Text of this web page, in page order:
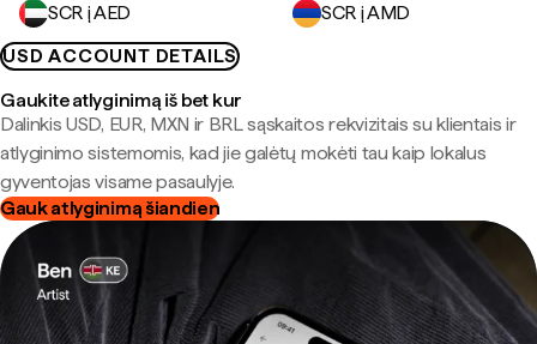
SCR į AED
SCR į AMD
USD ACCOUNT DETAILS
Gaukite atlyginimą iš bet kur
Dalinkis USD, EUR, MXN ir BRL sąskaitos rekvizitais su klientais ir
atlyginimo sistemomis, kad jie galėtų mokėti tau kaip lokalus
gyventojas visame pasaulyje.
Gauk atlyginimą šiandien